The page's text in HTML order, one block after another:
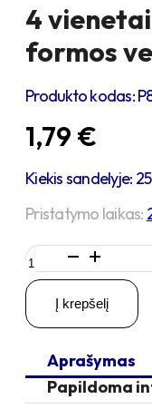
4
formos
Produkto kodas:
1,79 €
Kiekis sandelyje: 25
Pristatymo laikas:
produkto
kiekis:
4
vienetai
–
20
Zn
Į krepšelį
Aprašymas
Papildoma